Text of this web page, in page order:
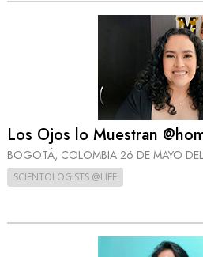
Los Ojos lo Muestran
BOGOTÁ, COLOMBIA 26 DE MAYO
SCIENTOLOGISTS @LIFE